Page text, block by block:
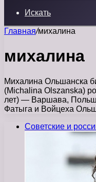
Искать
Главная/михалина
михалина
Михалина Ольшанска
(Michalina Olszanska)
лет) — Варшава,
Фатыга и Войцеха
Советские и